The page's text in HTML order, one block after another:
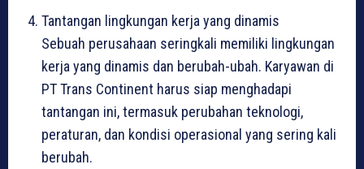
Tantangan lingkungan kerja yang dinamis
Sebuah perusahaan seringkali memiliki lingkungan
kerja yang dinamis dan berubah-ubah. Karyawan di
PT Trans Continent harus siap menghadapi
tantangan ini, termasuk perubahan teknologi,
peraturan, dan kondisi operasional yang sering kali
berubah.